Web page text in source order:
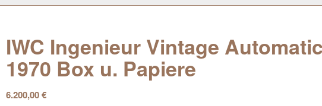
IWC Ingenieur Vintage
1970 Box u. Papiere
6.200,00€